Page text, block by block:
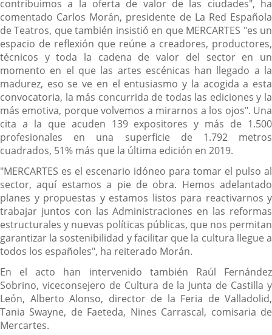
contribuimos a la oferta de valor de las ciudades", ha
comentado Carlos Morán, presidente de La Red Española
de Teatros, que también insistió en que MERCARTES "es un
espacio de reflexión que reúne a creadores, productores,
técnicos y toda la cadena de valor del sector en un
momento en el que las artes escénicas han llegado a la
madurez, eso se ve en el entusiasmo y la acogida a esta
convocatoria, la más concurrida de todas las ediciones y la
más emotiva, porque volvemos a mirarnos a los ojos". Una
cita a la que acuden 139 expositores y más de 1.500
profesionales en una superficie de 1.792 metros
cuadrados, 51% más que la última edición en 2019.
"MERCARTES es el escenario idóneo para tomar el pulso al
sector, aquí estamos a pie de obra. Hemos adelantado
planes y propuestas y estamos listos para reactivarnos y
trabajar juntos con las Administraciones en las reformas
estructurales y nuevas políticas públicas, que nos permitan
garantizar la sostenibilidad y facilitar que la cultura llegue a
todos los españoles", ha reiterado Morán.
En el acto han intervenido también Raúl Fernández
Sobrino, viceconsejero de Cultura de la Junta de Castilla y
León, Alberto Alonso, director de la Feria de Valladolid,
Tania Swayne, de Faeteda, Nines Carrascal, comisaria de
Mercartes.